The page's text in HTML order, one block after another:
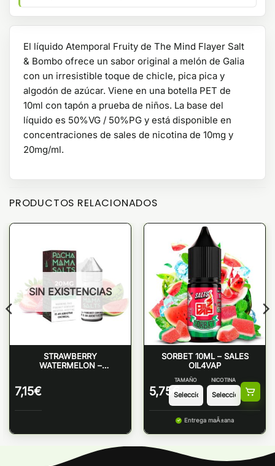
El líquido Atemporal Fruity de The Mind Flayer Salt
& Bombo ofrece un sabor original a melón de Galia
con un irresistible toque de chicle, pica pica y
algodón de azúcar. Viene en una botella PET de
10ml con tapón a prueba de niños. La base del
líquido es 50%VG / 50%PG y está disponible en
concentraciones de sales de nicotina de 10mg y
20mg/ml.
PRODUCTOS RELACIONADOS
SIN EXISTENCIAS
STRAWBERRY
WATERMELON –
7,15€
SORBET 10ML – SALES
OIL4VAP
5,75 €
TAMAÑO NICOTINA
Entrega maÃ±ana